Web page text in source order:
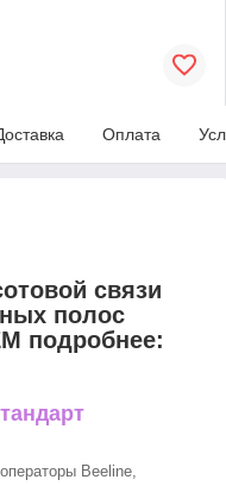
Оплата
связи
полос
подробнее:
Beeline,